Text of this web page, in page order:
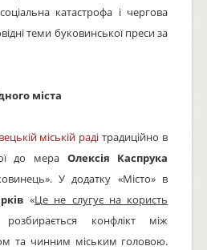
катастрофа і чергова
теми буковинської преси за
міста
міській раді традиційно в
до мера Олексія Каспрука
У додатку «Місто» в
«Це не слугує на користь
конфлікт між
та чинним міським головою.